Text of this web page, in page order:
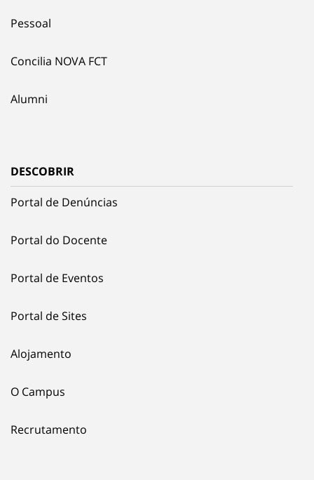
Pessoal
Concilia NOVA FCT
Alumni
DESCOBRIR
Portal de Denúncias
Portal do Docente
Portal de Eventos
Portal de Sites
Alojamento
O Campus
Recrutamento